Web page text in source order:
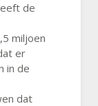
de
miljoen
er
in de
dat